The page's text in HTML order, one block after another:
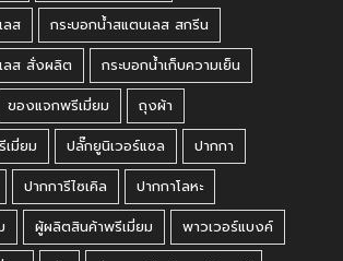
ลส
กระบอกน้ำสแตนเลส สกรีน
ลส สั่งผลิต
กระบอกน้ำเก็บความเย็น
ของแจกพรีเมี่ยม
ถุงผ้า
มี่ยม
ปลั๊กยูนิเวอร์แซล
ปากกา
ปากการีไซเคิล
ปากกาโลหะ
ผู้ผลิตสินค้าพรีเมี่ยม
พาวเวอร์แบงค์